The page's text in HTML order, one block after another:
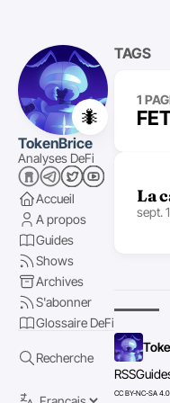
🐜
TokenBrice
Analyses DeFi
Accueil
A propos
Guides
Shows
Archives
S'abonner
Glossaire DeFi
Recherche
TAGS
1
La
sept.
RSS
CC BY-NC-SA 4.0